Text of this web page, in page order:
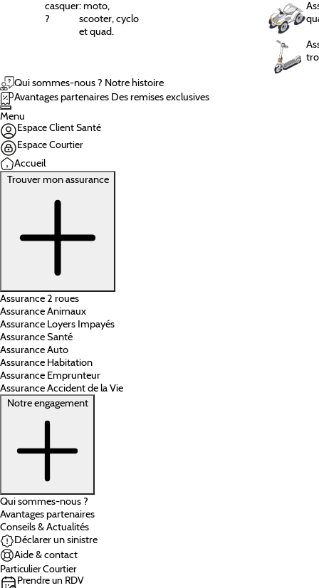
casquer
?
: moto,
scooter, cyclo
et quad.
Qui sommes-nous ? Notre histoire
Avantages partenaires Des remises exclusives
Menu
Espace Client Santé
Espace Courtier
Accueil
Trouver mon assurance
Assurance 2 roues
Assurance Animaux
Assurance Loyers Impayés
Assurance Santé
Assurance Auto
Assurance Habitation
Assurance Emprunteur
Assurance Accident de la Vie
Notre engagement
Qui sommes-nous ?
Avantages partenaires
Conseils & Actualités
Déclarer un sinistre
Aide & contact
ParticulierCourtier
Prendre un RDV